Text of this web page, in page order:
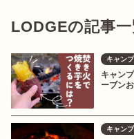
LODGEの記事
キャン
キャン
ーブン
キャン